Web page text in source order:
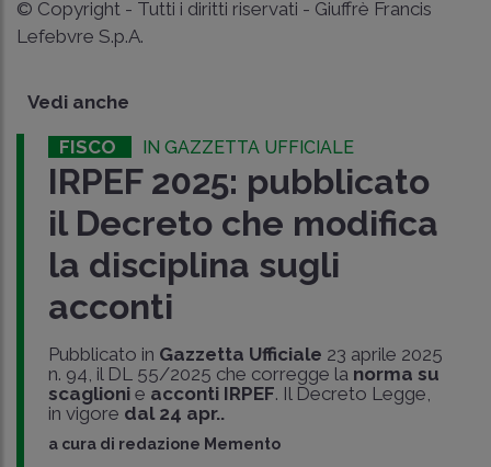
© Copyright - Tutti i diritti riservati - Giuffrè Francis
Lefebvre S.p.A.
Vedi anche
FISCO IN GAZZETTA UFFICIALE
IRPEF 2025: pubblicato
il Decreto che modifica
la disciplina sugli
acconti
Pubblicato in Gazzetta Ufficiale 23 aprile 2025
n. 94, il DL 55/2025 che corregge la norma su
scaglioni e acconti IRPEF. Il Decreto Legge,
in vigore dal 24 apr..
a cura di redazione Memento